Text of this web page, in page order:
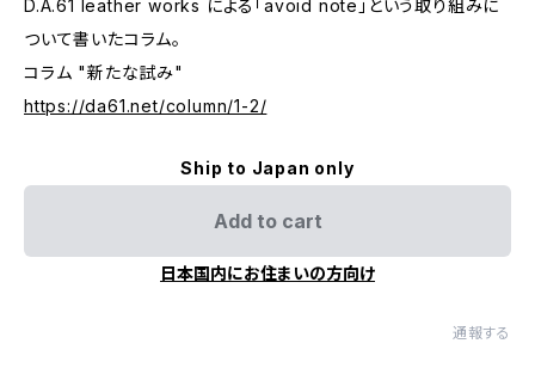
D.A.61 leather works による「avoid note」という取り組みに
ついて書いたコラム。
コラム "新たな試み"
https://da61.net/column/1-2/
Ship to Japan only
Add to cart
日本国内にお住まいの方向け
通報する